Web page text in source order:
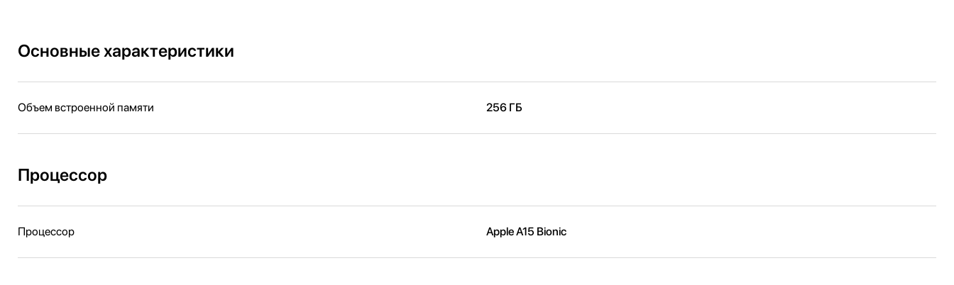
Основные характеристики
Объем встроенной памяти 256 ГБ
Процессор
Процессор Apple A15 Bionic